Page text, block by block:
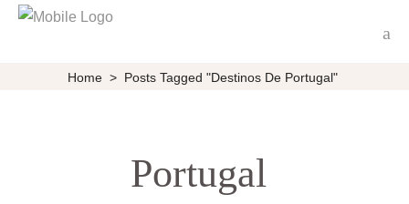
Home > Posts Tagged "Destinos De Portugal"
Portugal